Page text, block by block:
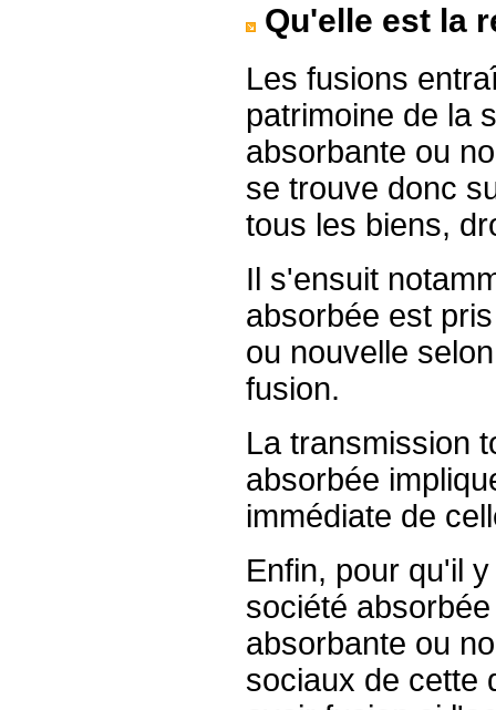
Qu'elle est la
Les fusions
patrimoine de la
absorbante ou
se trouve donc
tous les biens,
Il s'ensuit
absorbée est
ou nouvelle
fusion.
La transmission
absorbée
immédiate de
Enfin, pour qu'il
société
absorbante ou
sociaux de cette